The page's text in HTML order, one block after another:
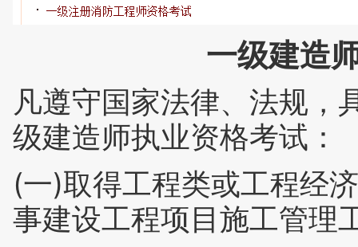
一级建造
凡遵守国家法律、法规，
级建造师执业资格考试：
(一)取得工程类或工程经
事建设工程项目施工管理